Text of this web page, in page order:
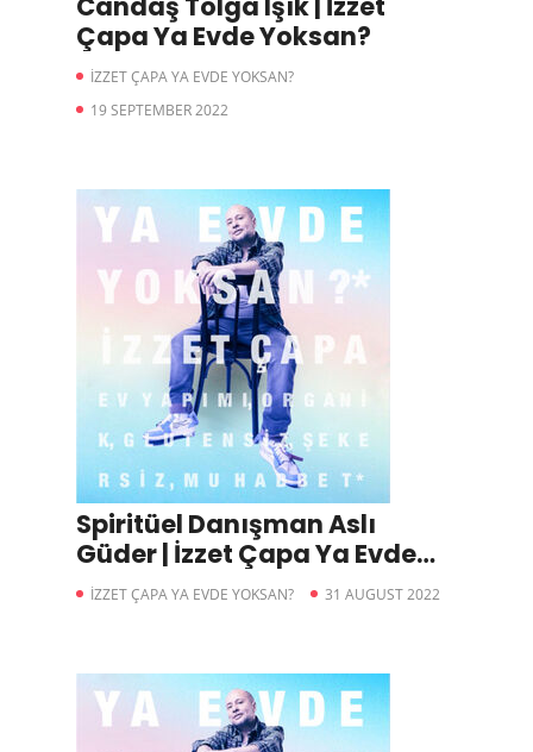
Çapa Ya Evde Yoksan?
İZZET ÇAPA YA EVDE YOKSAN?
19 SEPTEMBER 2022
Spiritüel Danışman Aslı
Güder | İzzet Çapa Ya Evde
Yoksan?
İZZET ÇAPA YA EVDE YOKSAN? 31 AUGUST 2022